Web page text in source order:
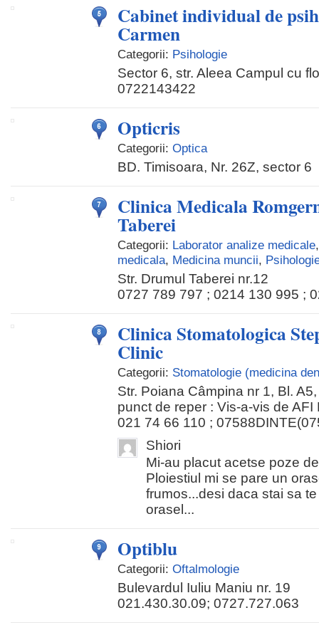
Cabinet individual de
Carmen
Categorii: Psihologie
Sector 6, str. Aleea Campul cu
0722143422
Opticris
Categorii: Optica
BD. Timisoara, Nr. 26Z, sector 6
Clinica Medicala
Taberei
Categorii: Laborator analize medicale
medicala, Medicina muncii,
Str. Drumul Taberei nr.12
0727 789 797 ; 0214 130 995 ;
Clinica Stomatologica
Clinic
Categorii: Stomatologie (medicina
Str. Poiana Câmpina nr 1, Bl.
punct de reper : Vis-a-vis de
021 74 66 110 ;
Shiori
Mi-au placut acetse poze
Ploiestiul mi se pare un
frumos...desi daca stai sa
orasel...
Optiblu
Categorii: Oftalmologie
Bulevardul Iuliu Maniu nr. 19
021.430.30.09; 0727.727.063